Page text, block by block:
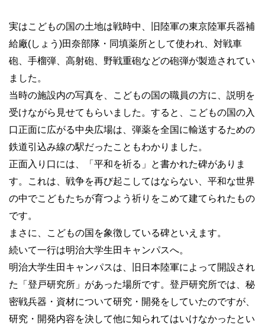
実はこどもの国の土地は戦時中、旧陸軍の東京陸軍兵器補
給廠(しょう)田奈部隊・同填薬所として使われ、対戦車
砲、手榴弾、高射砲、野戦重砲などの砲弾が製造されてい
ました。
当時の施設内の写真を、こどもの国の職員の方に、説明を
受けながら見せてもらいました。すると、こどもの国の入
口正面に広がる中央広場は、弾薬を全国に輸送するための
鉄道引込み線の駅だったこともわかりました。
正面入り口には、「平和を祈る」と書かれた碑がありま
す。これは、戦争を再び起こしてはならない、平和な世界
の中でこどもたちが育つよう祈りをこめて建てられたもの
です。
まさに、こどもの国を象徴している碑といえます。
続いて一行は明治大学生田キャンパスへ。
明治大学生田キャンパスは、旧日本陸軍によって開設され
た「登戸研究所」があった場所です。登戸研究所では、秘
密戦兵器・資材について研究・開発をしていたのですが、
研究・開発内容を決して他に知られてはいけなかったとい